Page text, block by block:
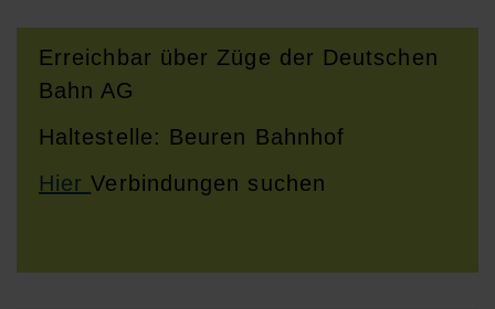
Erreichbar über Züge der Deutschen
Bahn AG
Haltestelle: Beuren Bahnhof
HierVerbindungen suchen